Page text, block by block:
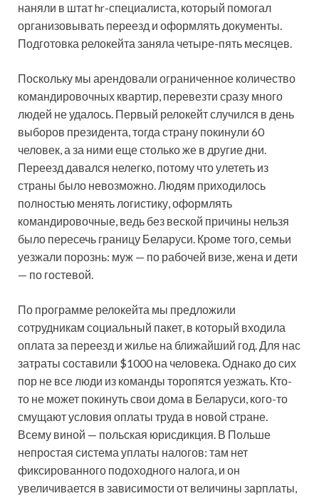
наняли в штат hr-специалиста, который помогал
организовывать переезд и оформлять документы.
Подготовка релокейта заняла четыре-пять месяцев.
Поскольку мы арендовали ограниченное количество
командировочных квартир, перевезти сразу много
людей не удалось. Первый релокейт случился в день
выборов президента, тогда страну покинули 60
человек, а за ними еще столько же в другие дни.
Переезд давался нелегко, потому что улететь из
страны было невозможно. Людям приходилось
полностью менять логистику, оформлять
командировочные, ведь без веской причины нельзя
было пересечь границу Беларуси. Кроме того, семьи
уезжали порознь: муж — по рабочей визе, жена и дети
— по гостевой.
По программе релокейта мы предложили
сотрудникам социальный пакет, в который входила
оплата за переезд и жилье на ближайший год. Для нас
затраты составили $1000 на человека. Однако до сих
пор не все люди из команды торопятся уезжать. Кто-
то не может покинуть свои дома в Беларуси, кого-то
смущают условия оплаты труда в новой стране.
Всему виной — польская юрисдикция. В Польше
непростая система уплаты налогов: там нет
фиксированного подоходного налога, и он
увеличивается в зависимости от величины зарплаты,